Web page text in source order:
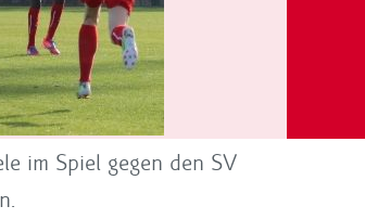
im Spiel gegen den SV